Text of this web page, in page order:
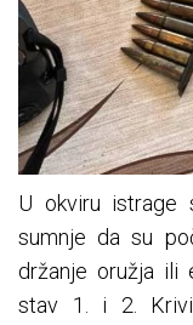
U okviru istrage
sumnje da su
držanje oružja ili
stav 1. i 2.